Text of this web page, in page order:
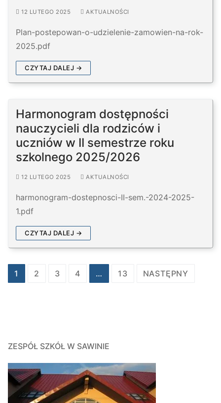
12 LUTEGO 2025 AKTUALNOŚCI
Plan-postepowan-o-udzielenie-zamowien-na-rok-
2025.pdf
CZYTAJ DALEJ →
Harmonogram dostępności
nauczycieli dla rodziców i
uczniów w II semestrze roku
szkolnego 2025/2026
12 LUTEGO 2025 AKTUALNOŚCI
harmonogram-dostepnosci-II-sem.-2024-2025-
1.pdf
CZYTAJ DALEJ →
Stronicowanie
wpisów
1 2 3 4 … 13 NASTĘPNY
ZESPÓŁ SZKÓŁ W SAWINIE